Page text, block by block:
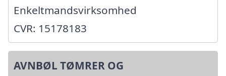
Enkeltmandsvirksomhed
CVR: 15178183
AVNBØL TØMRER OG